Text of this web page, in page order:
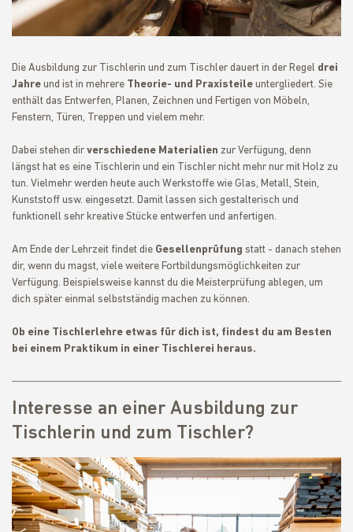
Die Ausbildung zur Tischlerin und zum Tischler dauert in der Regel drei
Jahre und ist in mehrere Theorie- und Praxisteile untergliedert. Sie
enthält das Entwerfen, Planen, Zeichnen und Fertigen von Möbeln,
Fenstern, Türen, Treppen und vielem mehr.
Dabei stehen dir verschiedene Materialien zur Verfügung, denn
längst hat es eine Tischlerin und ein Tischler nicht mehr nur mit Holz zu
tun. Vielmehr werden heute auch Werkstoffe wie Glas, Metall, Stein,
Kunststoff usw. eingesetzt. Damit lassen sich gestalterisch und
funktionell sehr kreative Stücke entwerfen und anfertigen.
Am Ende der Lehrzeit findet die Gesellenprüfung statt - danach stehen
dir, wenn du magst, viele weitere Fortbildungsmöglichkeiten zur
Verfügung. Beispielsweise kannst du die Meisterprüfung ablegen, um
dich später einmal selbstständig machen zu können.
Ob eine Tischlerlehre etwas für dich ist, findest du am Besten
bei einem Praktikum in einer Tischlerei heraus.
Interesse an einer Ausbildung zur
Tischlerin und zum Tischler?